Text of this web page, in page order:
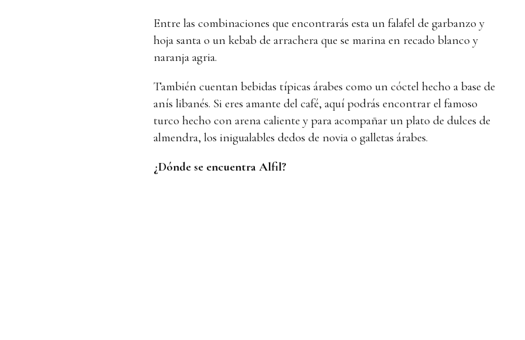
Entre las combinaciones que encontrarás esta un falafel de garbanzo y
hoja santa o un kebab de arrachera que se marina en recado blanco y
naranja agria.
También cuentan bebidas típicas árabes como un cóctel hecho a base de
anís libanés. Si eres amante del café, aquí podrás encontrar el famoso
turco hecho con arena caliente y para acompañar un plato de dulces de
almendra, los inigualables dedos de novia o galletas árabes.
¿Dónde se encuentra Alfil?